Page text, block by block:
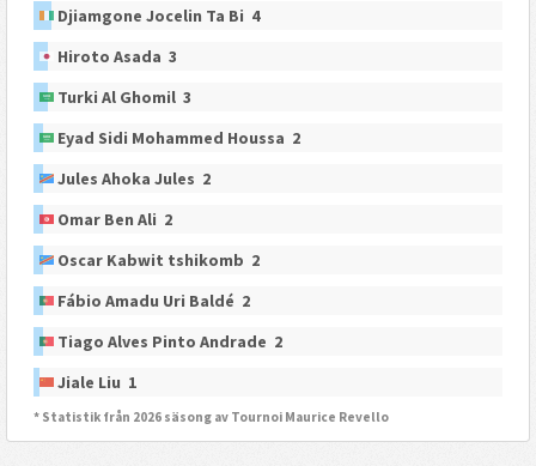
Djiamgone Jocelin Ta Bi 4
Hiroto Asada 3
Turki Al Ghomil 3
Eyad Sidi Mohammed Houssa 2
Jules Ahoka Jules 2
Omar Ben Ali 2
Oscar Kabwit tshikomb 2
Fábio Amadu Uri Baldé 2
Tiago Alves Pinto Andrade 2
Jiale Liu 1
* Statistik från 2026 säsong av Tournoi Maurice Revello